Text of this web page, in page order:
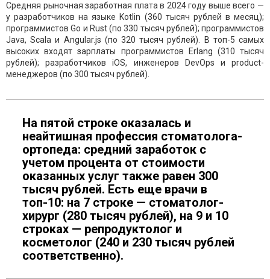
Средняя рыночная заработная плата в 2024 году выше всего —
у разработчиков на языке Kotlin (360 тысяч рублей в месяц);
программистов Go и Rust (по 330 тысяч рублей); программистов
Java, Scala и Angular.js (по 320 тысяч рублей). В топ-5 самых
высоких входят зарплаты программистов Erlang (310 тысяч
рублей); разработчиков iOS, инженеров DevOps и product-
менеджеров (по 300 тысяч рублей).
На пятой строке оказалась и
неайтишная профессия стоматолога-
ортопеда: средний заработок с
учетом процента от стоимости
оказанных услуг также равен 300
тысяч рублей. Есть еще врачи в
топ-10: на 7 строке — стоматолог-
хирург (280 тысяч рублей), на 9 и 10
строках — репродуктолог и
косметолог (240 и 230 тысяч рублей
соответственно).